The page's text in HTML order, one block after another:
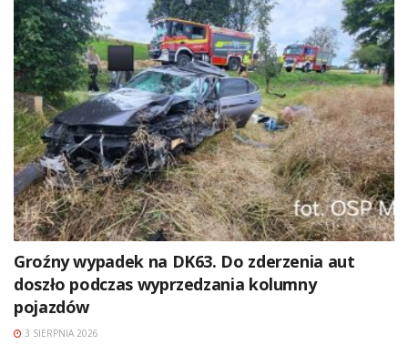
Groźny wypadek na DK63. Do zderzenia aut
doszło podczas wyprzedzania kolumny
pojazdów
3 SIERPNIA 2026